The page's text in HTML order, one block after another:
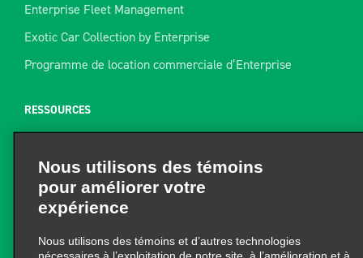
Enterprise Fleet Management
Exotic Car Collection by Enterprise
Programme de location commerciale d’Enterprise
RESSOURCES
Plan du site
Guide de remorquage
Trouver un reçu
Nous utilisons des témoins
pour améliorer votre
expérience
Nous utilisons des témoins et d’autres technologies